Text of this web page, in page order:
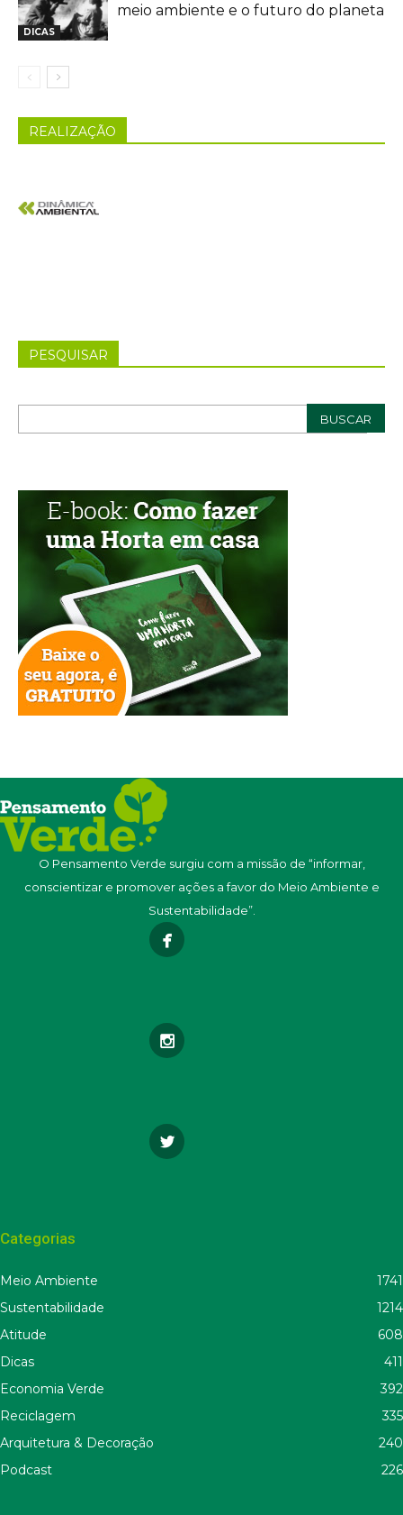
DICAS
meio ambiente e o futuro do planeta
REALIZAÇÃO
PESQUISAR
O Pensamento Verde surgiu com a missão de “informar,
conscientizar e promover ações a favor do Meio Ambiente e
Sustentabilidade”.
Categorias
Meio Ambiente
1741
Sustentabilidade
1214
Atitude
608
Dicas
411
Economia Verde
392
Reciclagem
335
Arquitetura & Decoração
240
Podcast
226